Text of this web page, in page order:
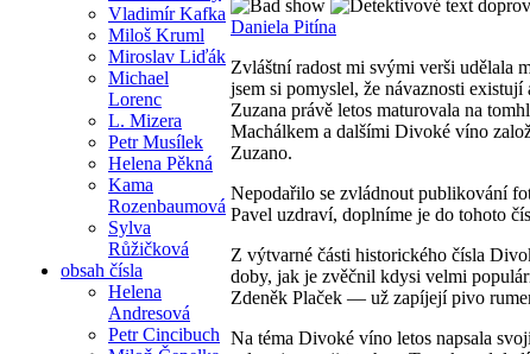
Vladimír Kafka
Miloš Kruml
Miroslav Liďák
Michael
Lorenc
L. Mizera
Petr Musílek
Helena Pěkná
Kama
Rozenbaumová
Sylva
Růžičková
obsah čísla
Helena
Andresová
Petr Cincibuch
text
Daniela Pitína
Zvláštní radost mi svými verši udělala
jsem si pomyslel, že návaznosti
Zuzana právě letos maturovala na
Machálkem a dalšími Divoké víno
Zuzano.
Nepodařilo se zvládnout publikování
Pavel uzdraví, doplníme je do tohoto
Z výtvarné části historického čísla
doby, jak je zvěčnil kdysi velmi
Zdeněk Plaček — už zapíjejí pivo
Na téma Divoké víno letos napsala